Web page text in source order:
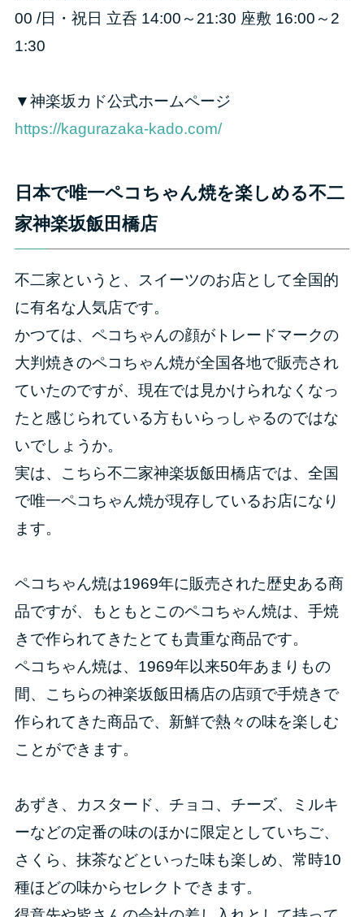
00 /日・祝日 立呑 14:00～21:30 座敷 16:00～2
1:30
▼神楽坂カド公式ホームページ
https://kagurazaka-kado.com/
日本で唯一ペコちゃん焼を楽しめる不二
家神楽坂飯田橋店
不二家というと、スイーツのお店として全国的
に有名な人気店です。
かつては、ペコちゃんの顔がトレードマークの
大判焼きのペコちゃん焼が全国各地で販売され
ていたのですが、現在では見かけられなくなっ
たと感じられている方もいらっしゃるのではな
いでしょうか。
実は、こちら不二家神楽坂飯田橋店では、全国
で唯一ペコちゃん焼が現存しているお店になり
ます。
ペコちゃん焼は1969年に販売された歴史ある商
品ですが、もともとこのペコちゃん焼は、手焼
きで作られてきたとても貴重な商品です。
ペコちゃん焼は、1969年以来50年あまりもの
間、こちらの神楽坂飯田橋店の店頭で手焼きで
作られてきた商品で、新鮮で熱々の味を楽しむ
ことができます。
あずき、カスタード、チョコ、チーズ、ミルキ
ーなどの定番の味のほかに限定としていちご、
さくら、抹茶などといった味も楽しめ、常時10
種ほどの味からセレクトできます。